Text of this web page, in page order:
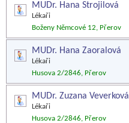
MUDr. Hana Strojilová
Lékaři
Boženy Němcové 12, Přerov
MUDr. Hana Zaoralová
Lékaři
Husova 2/2846, Přerov
MUDr. Zuzana Veverková
Lékaři
Husova 2/2846, Přerov